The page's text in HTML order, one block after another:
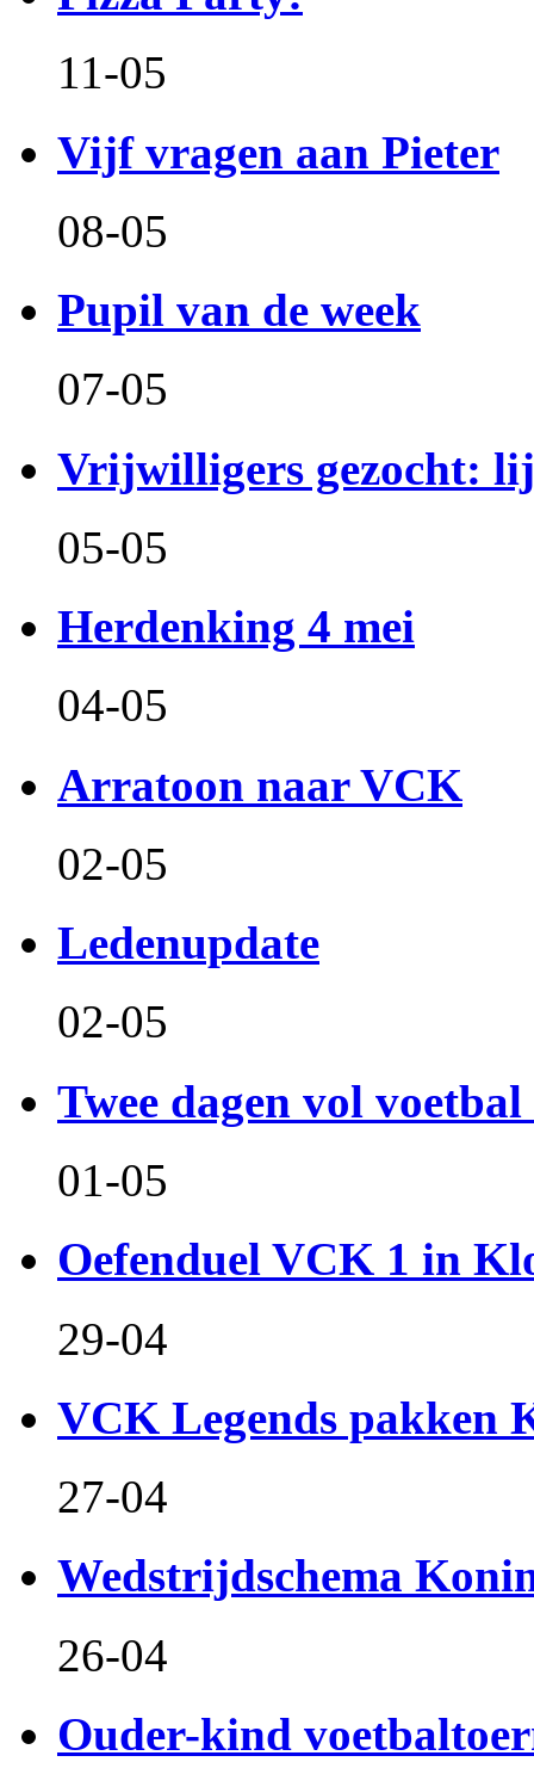
11-05
Vijf vragen aan Pieter
08-05
Pupil van de week
07-05
Vrijwilligers gezocht:
05-05
Herdenking 4 mei
04-05
Arratoon naar VCK
02-05
Ledenupdate
02-05
Twee dagen vol
01-05
Oefenduel VCK 1 in
29-04
VCK Legends pakken
27-04
Wedstrijdschema
26-04
Ouder-kind